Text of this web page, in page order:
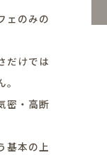
ェのみの
だけでは
密・高断
基本の上